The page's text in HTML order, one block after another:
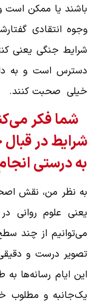
باشند یا ممکن
وجوه انتقادی
شرایط جنگی یعنی
دسترس است و به
خیلی صحبت کنند.
شما فکر
شرایط در
به درستی
به نظر من، نقش
یعنی علوم‌ روانی
می‌توانیم از چند
تصویر درست و
این ایام رسانه‌ها
یک‌جانبه و مطلوب